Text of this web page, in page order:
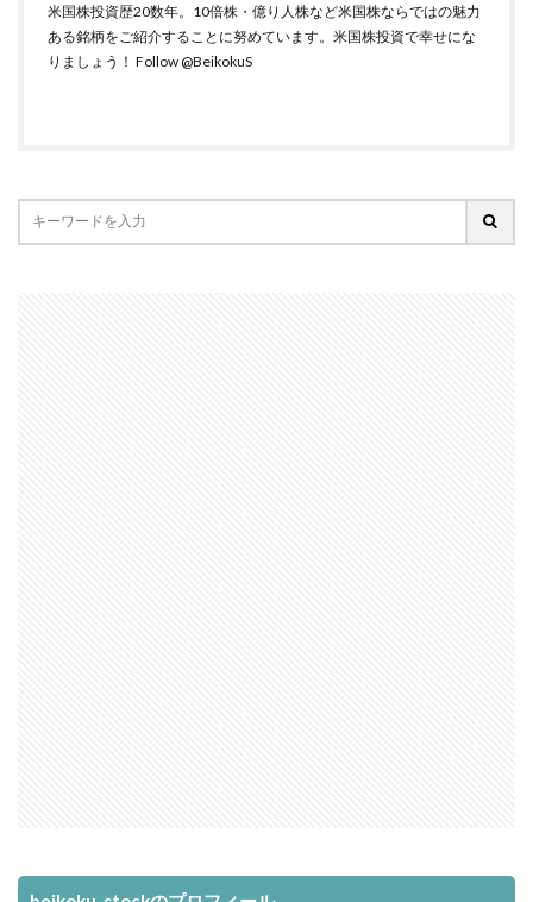
米国株投資歴20数年。10倍株・億り人株など米国株ならではの魅力
ある銘柄をご紹介することに努めています。米国株投資で幸せにな
りましょう！ Follow @BeikokuS